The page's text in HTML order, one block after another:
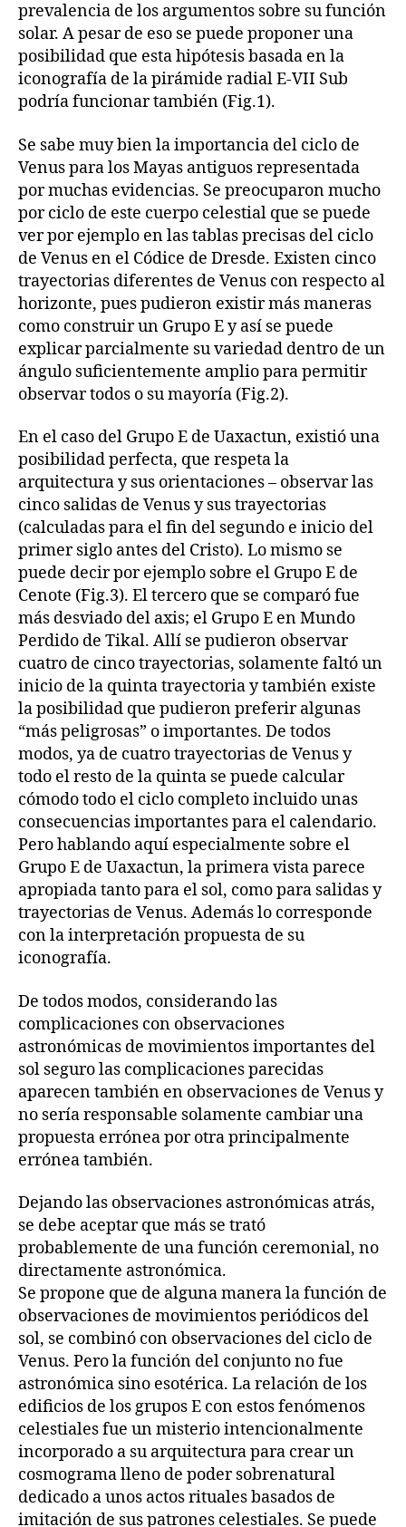
prevalencia de los argumentos sobre su función
solar. A pesar de eso se puede proponer una
posibilidad que esta hipótesis basada en la
iconografía de la pirámide radial E-VII Sub
podría funcionar también (Fig.1).
Se sabe muy bien la importancia del ciclo de
Venus para los Mayas antiguos representada
por muchas evidencias. Se preocuparon mucho
por ciclo de este cuerpo celestial que se puede
ver por ejemplo en las tablas precisas del ciclo
de Venus en el Códice de Dresde. Existen cinco
trayectorias diferentes de Venus con respecto al
horizonte, pues pudieron existir más maneras
como construir un Grupo E y así se puede
explicar parcialmente su variedad dentro de un
ángulo suficientemente amplio para permitir
observar todos o su mayoría (Fig.2).
En el caso del Grupo E de Uaxactun, existió una
posibilidad perfecta, que respeta la
arquitectura y sus orientaciones – observar las
cinco salidas de Venus y sus trayectorias
(calculadas para el fin del segundo e inicio del
primer siglo antes del Cristo). Lo mismo se
puede decir por ejemplo sobre el Grupo E de
Cenote (Fig.3). El tercero que se comparó fue
más desviado del axis; el Grupo E en Mundo
Perdido de Tikal. Allí se pudieron observar
cuatro de cinco trayectorias, solamente faltó un
inicio de la quinta trayectoria y también existe
la posibilidad que pudieron preferir algunas
“más peligrosas” o importantes. De todos
modos, ya de cuatro trayectorias de Venus y
todo el resto de la quinta se puede calcular
cómodo todo el ciclo completo incluido unas
consecuencias importantes para el calendario.
Pero hablando aquí especialmente sobre el
Grupo E de Uaxactun, la primera vista parece
apropiada tanto para el sol, como para salidas y
trayectorias de Venus. Además lo corresponde
con la interpretación propuesta de su
iconografía.
De todos modos, considerando las
complicaciones con observaciones
astronómicas de movimientos importantes del
sol seguro las complicaciones parecidas
aparecen también en observaciones de Venus y
no sería responsable solamente cambiar una
propuesta errónea por otra principalmente
errónea también.
Dejando las observaciones astronómicas atrás,
se debe aceptar que más se trató
probablemente de una función ceremonial, no
directamente astronómica.
Se propone que de alguna manera la función de
observaciones de movimientos periódicos del
sol, se combinó con observaciones del ciclo de
Venus. Pero la función del conjunto no fue
astronómica sino esotérica. La relación de los
edificios de los grupos E con estos fenómenos
celestiales fue un misterio intencionalmente
incorporado a su arquitectura para crear un
cosmograma lleno de poder sobrenatural
dedicado a unos actos rituales basados de
imitación de sus patrones celestiales. Se puede